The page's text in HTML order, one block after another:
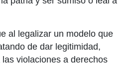
al legalizar un modelo que
de dar legitimidad,
violaciones a derechos